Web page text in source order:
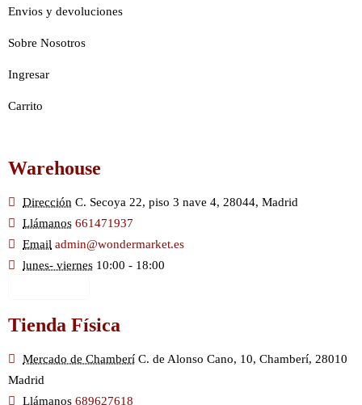
Envios y devoluciones
Sobre Nosotros
Ingresar
Carrito
Warehouse
Dirección C. Secoya 22, piso 3 nave 4, 28044, Madrid
Llámanos 661471937
Email admin@wondermarket.es
lunes- viernes 10:00 - 18:00
Tienda Física
Mercado de Chamberí C. de Alonso Cano, 10, Chamberí, 28010
Madrid
Llámanos 689627618